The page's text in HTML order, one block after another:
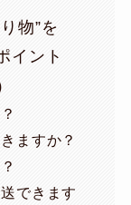
物”を
イント
ますか？
できます